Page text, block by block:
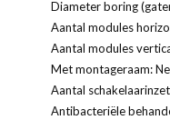
Diameter boring
Aantal modules
Aantal modules
Met montageraam:
Aantal
Antibacteriële